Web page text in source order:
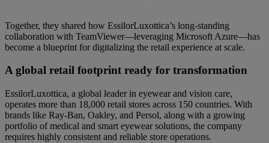
Together, they shared how EssilorLuxottica’s long-standing
collaboration with TeamViewer—leveraging Microsoft Azure—has
become a blueprint for digitalizing the retail experience at scale.
A global retail footprint ready for transformation
EssilorLuxottica, a global leader in eyewear and vision care,
operates more than 18,000 retail stores across 150 countries. With
brands like Ray-Ban, Oakley, and Persol, along with a growing
portfolio of medical and smart eyewear solutions, the company
requires highly consistent and reliable store operations.